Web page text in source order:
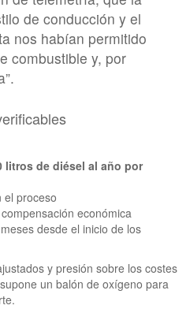
de conducción y el
nos habían permitido
combustible y, por
litros de diésel al año por
el proceso
económica
desde el inicio de los
y presión sobre los costes
un balón de oxígeno para